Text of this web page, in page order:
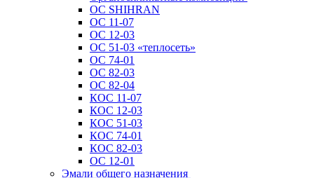
ОС SHIHRAN
ОС 11-07
ОС 12-03
ОС 51-03 «теплосеть»
ОС 74-01
ОС 82-03
ОС 82-04
КОС 11-07
КОС 12-03
КОС 51-03
КОС 74-01
КОС 82-03
ОС 12-01
Эмали общего назначения